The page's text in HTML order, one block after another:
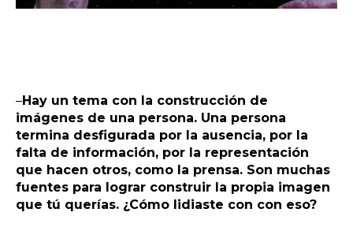
–Hay un tema con la construcción de
imágenes de una persona. Una persona
termina desfigurada por la ausencia, por la
falta de información, por la representación
que hacen otros, como la prensa. Son muchas
fuentes para lograr construir la propia imagen
que tú querías. ¿Cómo lidiaste con con eso?